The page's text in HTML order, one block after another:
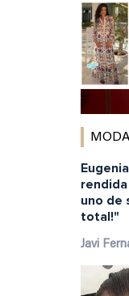
MODA
uno de
total!"
Javi